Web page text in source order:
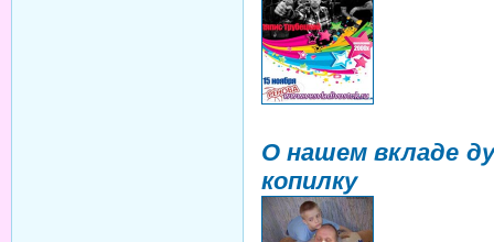
О нашем вкладе
копилку